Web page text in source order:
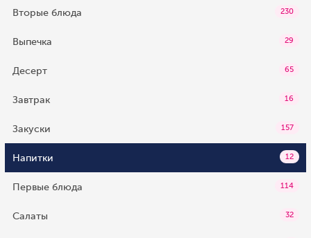
Вторые блюда 230
Выпечка 29
Десерт 65
Завтрак 16
Закуски 157
Напитки 12
Первые блюда 114
Салаты 32